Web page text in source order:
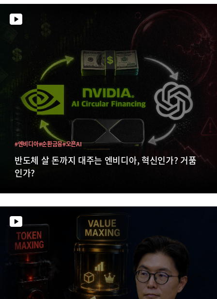
반도체 살 돈까지 대주는 엔비디아, 혁신인가? 거품
인가?
#엔비디아#순환금융#오픈AI